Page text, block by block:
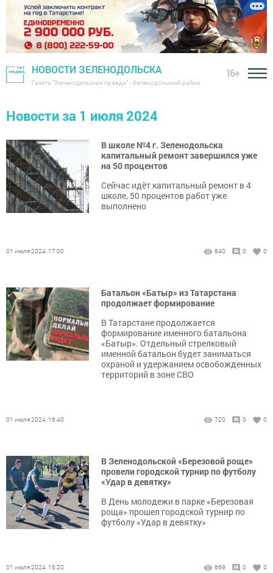
НОВОСТИ ЗЕЛЕНОДОЛЬСКА
Газета "Зеленодольская правда" - Зеленодольский район
16+
Новости за 1 июля 2024
В школе №4 г. Зеленодольска
капитальный ремонт завершился уже
на 50 процентов
Сейчас идёт капитальный ремонт в 4
школе, 50 процентов работ уже
выполнено
01 июля 2024, 17:00 840 0 0
Батальон «Батыр» из Татарстана
продолжает формирование
В Татарстане продолжается
формирование именного батальона
«Батыр». Отдельный стрелковый
именной батальон будет заниматься
охраной и удержанием освобожденных
территорий в зоне СВО
01 июля 2024, 16:40 720 0 0
В Зеленодольской «Березовой роще»
провели городской турнир по футболу
«Удар в девятку»
В День молодежи в парке «Березовая
роща» прошел городской турнир по
футболу «Удар в девятку»
01 июля 2024, 16:20 669 0 0